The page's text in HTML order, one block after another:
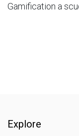
Gamification a
Explore